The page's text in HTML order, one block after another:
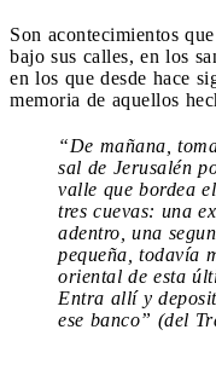
Son acontecimientos
bajo sus calles, en los
en los que desde hace
memoria de aquellos
“De mañana,
sal de Jerusalén
valle que bordea
tres cuevas: una
adentro, una
pequeña, todavía
oriental de esta
Entra allí y
ese banco” (del